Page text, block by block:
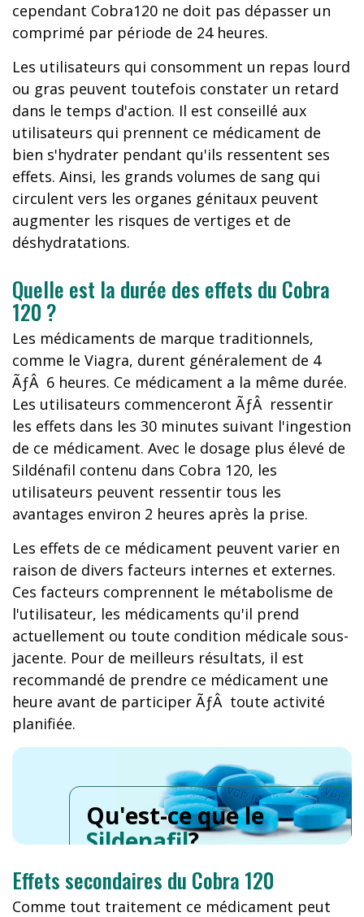
cependant Cobra120 ne doit pas dépasser un
comprimé par période de 24 heures.
Les utilisateurs qui consomment un repas lourd
ou gras peuvent toutefois constater un retard
dans le temps d'action. Il est conseillé aux
utilisateurs qui prennent ce médicament de
bien s'hydrater pendant qu'ils ressentent ses
effets. Ainsi, les grands volumes de sang qui
circulent vers les organes génitaux peuvent
augmenter les risques de vertiges et de
déshydratations.
Quelle est la durée des effets du Cobra
120 ?
Les médicaments de marque traditionnels,
comme le Viagra, durent généralement de 4
ÃƒÂ 6 heures. Ce médicament a la même durée.
Les utilisateurs commenceront ÃƒÂ ressentir
les effets dans les 30 minutes suivant l'ingestion
de ce médicament. Avec le dosage plus élevé de
Sildénafil contenu dans Cobra 120, les
utilisateurs peuvent ressentir tous les
avantages environ 2 heures après la prise.
Les effets de ce médicament peuvent varier en
raison de divers facteurs internes et externes.
Ces facteurs comprennent le métabolisme de
l'utilisateur, les médicaments qu'il prend
actuellement ou toute condition médicale sous-
jacente. Pour de meilleurs résultats, il est
recommandé de prendre ce médicament une
heure avant de participer ÃƒÂ toute activité
planifiée.
Qu'est-ce que le
Sildenafil?
Effets secondaires du Cobra 120
Comme tout traitement ce médicament peut